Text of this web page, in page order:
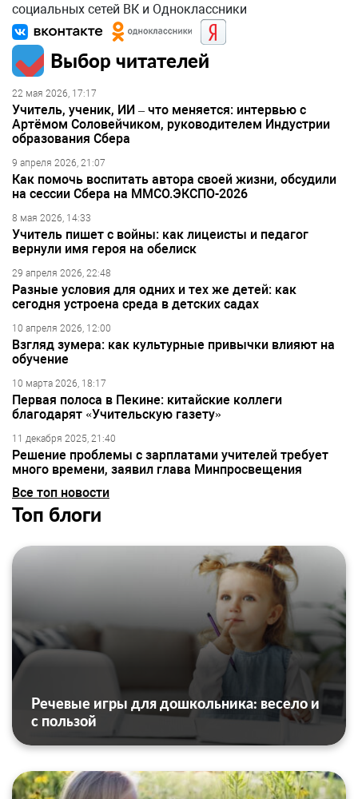
социальных сетей ВК и Одноклассники
Выбор читателей
22 мая 2026, 17:17
Учитель, ученик, ИИ – что меняется: интервью с
Артёмом Соловейчиком, руководителем Индустрии
образования Сбера
9 апреля 2026, 21:07
Как помочь воспитать автора своей жизни, обсудили
на сессии Сбера на ММСО.ЭКСПО-2026
8 мая 2026, 14:33
Учитель пишет с войны: как лицеисты и педагог
вернули имя героя на обелиск
29 апреля 2026, 22:48
Разные условия для одних и тех же детей: как
сегодня устроена среда в детских садах
10 апреля 2026, 12:00
Взгляд зумера: как культурные привычки влияют на
обучение
10 марта 2026, 18:17
Первая полоса в Пекине: китайские коллеги
благодарят «Учительскую газету»
11 декабря 2025, 21:40
Решение проблемы с зарплатами учителей требует
много времени, заявил глава Минпросвещения
Все топ новости
Топ блоги
Речевые игры для дошкольника: весело и
с пользой